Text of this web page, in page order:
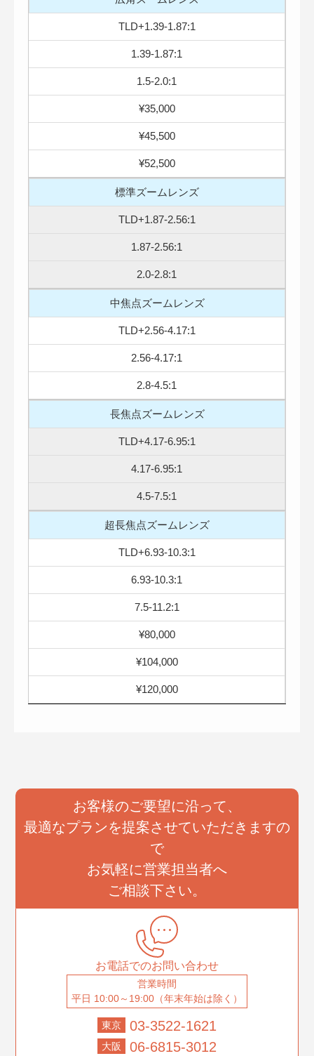
TLD+1.39-1.87:1
1.39-1.87:1
1.5-2.0:1
¥35,000
¥45,500
¥52,500
標準ズームレンズ
TLD+1.87-2.56:1
1.87-2.56:1
2.0-2.8:1
中焦点ズームレンズ
TLD+2.56-4.17:1
2.56-4.17:1
2.8-4.5:1
長焦点ズームレンズ
TLD+4.17-6.95:1
4.17-6.95:1
4.5-7.5:1
超長焦点ズームレンズ
TLD+6.93-10.3:1
6.93-10.3:1
7.5-11.2:1
¥80,000
¥104,000
¥120,000
お客様のご要望に沿って、
最適なプランを提案させていただきますの
で
お気軽に営業担当者へ
ご相談下さい。
お電話でのお問い合わせ
営業時間
平日 10:00～19:00（年末年始は除く）
東京 03-3522-1621
大阪 06-6815-3012